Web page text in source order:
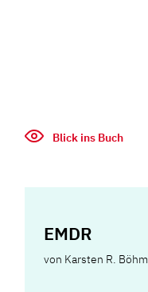
Blick ins Buch
EMDR
von Karsten R. Böhm